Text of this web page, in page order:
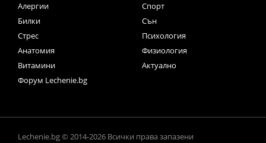
Алергии
Спорт
Билки
Сън
Стрес
Психология
Анатомия
Физиология
Витамини
Актуално
Форум Lechenie.bg
Lechenie.bg © 2014-2026 Всички права запазени